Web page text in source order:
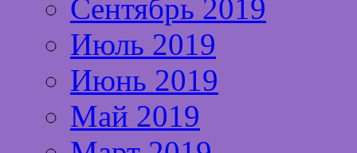
Сентябрь 2019
Июль 2019
Июнь 2019
Май 2019